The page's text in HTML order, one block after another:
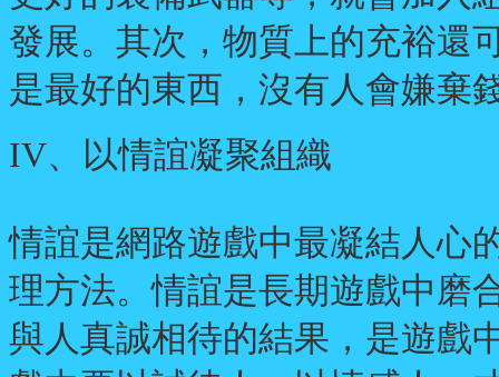
發展。其次，物質上的充裕還
是最好的東西，沒有人會嫌棄
IV、以情誼凝聚組織
情誼是網路遊戲中最凝結人心
理方法。情誼是長期遊戲中磨
與人真誠相待的結果，是遊戲